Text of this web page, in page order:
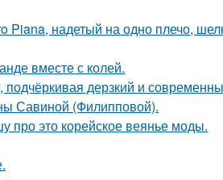
Piana, надетый на одно плечо,
вместе с колей.
дерзкий и
Савиной (Филипповой).
про это корейское веянье моды.